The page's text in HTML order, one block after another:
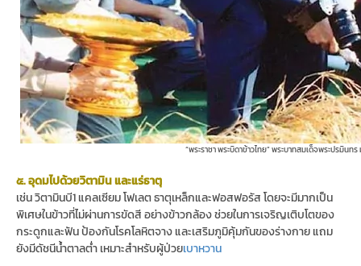
“พระราชา พระบิดาข้าวไทย” พระบาทสมเด็จพระปรมิน
๕. อุดมไปด้วยวิตามิน และแร่ธาตุ
เช่น วิตามินบี1 แคลเซียม โฟเลต ธาตุเหล็กและฟอสฟอรัส โดยจะมีมากเป็น
พิเศษในข้าวที่ไม่ผ่านการขัดสี อย่างข้าวกล้อง ช่วยในการเจริญเติบโตของ
กระดูกและฟัน ป้องกันโรคโลหิตจาง และเสริมภูมิคุ้มกันของร่างกาย แถม
ยังมีดัชนีน้ำตาลต่ำ เหมาะสำหรับผู้ป่วยเบาหวาน